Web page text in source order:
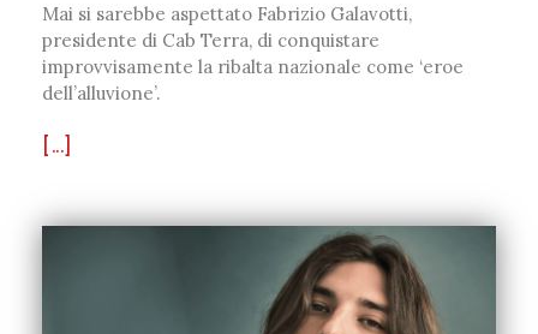
Mai si sarebbe aspettato Fabrizio Galavotti,
presidente di Cab Terra, di conquistare
improvvisamente la ribalta nazionale come ‘eroe
dell’alluvione’.
[...]